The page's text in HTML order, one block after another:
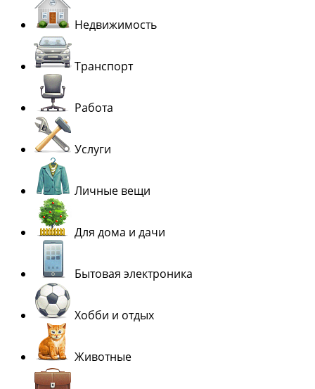
Недвижимость
Транспорт
Работа
Услуги
Личные вещи
Для дома и дачи
Бытовая электроника
Хобби и отдых
Животные